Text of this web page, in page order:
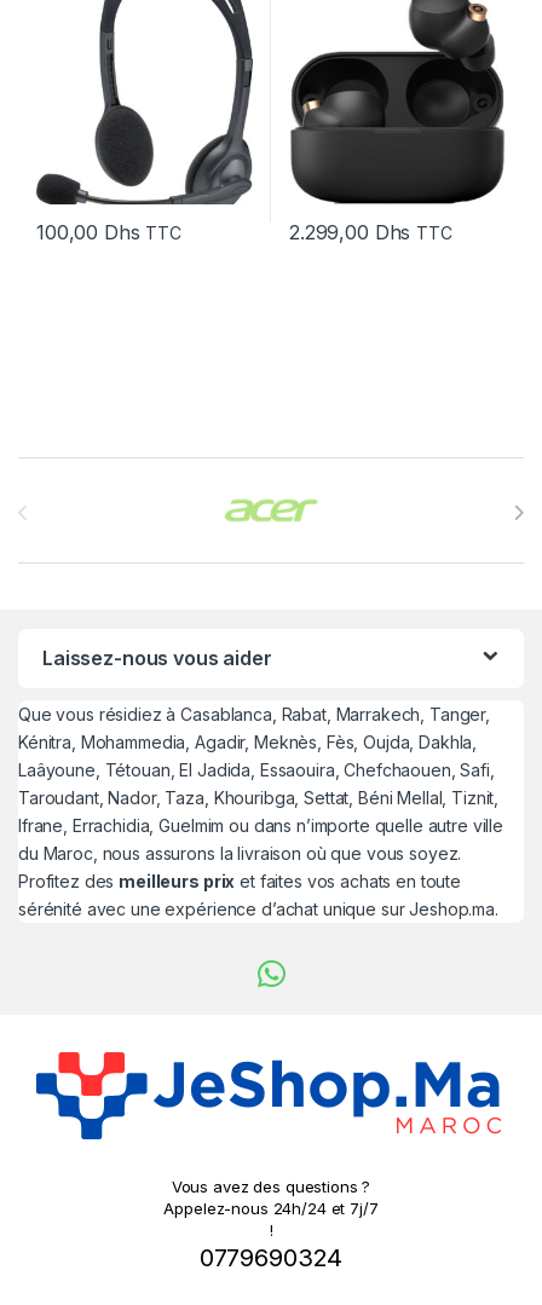
100,00 Dhs TTC 2.299,00 Dhs TTC
Laissez-nous vous aider
Que vous résidiez à Casablanca, Rabat, Marrakech, Tanger,
Kénitra, Mohammedia, Agadir, Meknès, Fès, Oujda, Dakhla,
Laâyoune, Tétouan, El Jadida, Essaouira, Chefchaouen, Safi,
Taroudant, Nador, Taza, Khouribga, Settat, Béni Mellal, Tiznit,
Ifrane, Errachidia, Guelmim ou dans n’importe quelle autre ville
du Maroc, nous assurons la livraison où que vous soyez.
Profitez des meilleurs prix et faites vos achats en toute
sérénité avec une expérience d’achat unique sur Jeshop.ma.
Vous avez des questions ?
Appelez-nous 24h/24 et 7j/7
!
0779690324